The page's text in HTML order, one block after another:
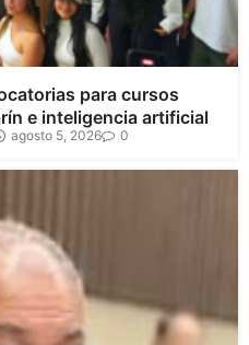
para cursos
e inteligencia artificial
agosto 5, 2026 0